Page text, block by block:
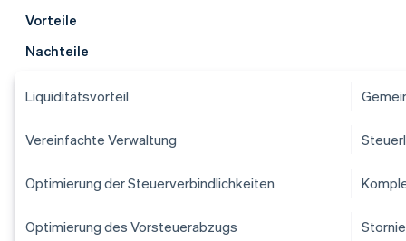
Vorteile
Nachteile
Liquiditätsvorteil
Vereinfachte Verwaltung
Optimierung der Steuerverbindlichkeiten
Optimierung des Vorsteuerabzugs